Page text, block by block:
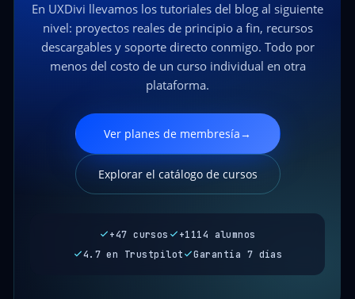
En UXDivi llevamos los tutoriales del blog al siguiente
nivel: proyectos reales de principio a fin, recursos
descargables y soporte directo conmigo. Todo por
menos del costo de un curso individual en otra
plataforma.
Ver planes de membresía→
Explorar el catálogo de cursos
+47 cursos
+1114 alumnos
4.7 en Trustpilot
Garantía 7 días